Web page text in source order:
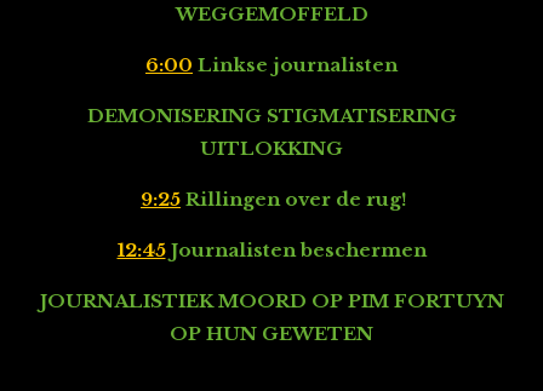
WEGGEMOFFELD
6:00 Linkse journalisten
DEMONISERING STIGMATISERING
UITLOKKING
9:25 Rillingen over de rug!
12:45Journalisten beschermen
JOURNALISTIEK MOORD OP PIM FORTUYN
OP HUN GEWETEN